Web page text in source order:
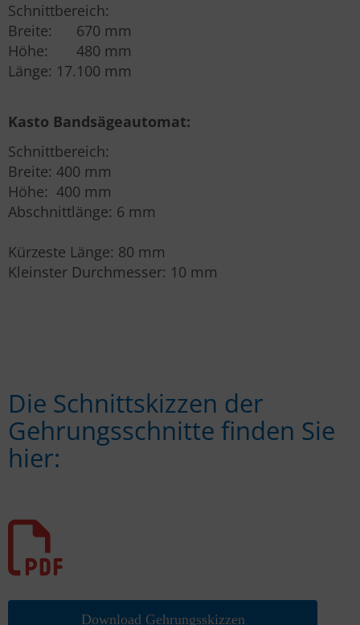
Schnittbereich:
Breite: 670 mm
Höhe: 480 mm
Länge: 17.100 mm
Kasto Bandsägeautomat:
Schnittbereich:
Breite: 400 mm
Höhe: 400 mm
Abschnittlänge: 6 mm
Kürzeste Länge: 80 mm
Kleinster Durchmesser: 10 mm
Die Schnittskizzen der
Gehrungsschnitte finden Sie
hier:
Download Gehrungsskizzen